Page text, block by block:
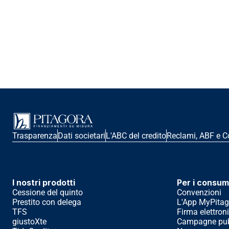
TrasparenzaDati societariL'ABC del creditoReclami, ABF e
I nostri prodotti
Cessione del quinto
Prestito con delega
TFS
giustoXte
Per i
Convenzioni
L'App
Firma
Campagne